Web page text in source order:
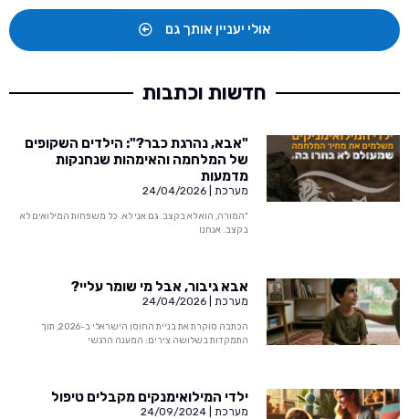
אולי יעניין אותך גם
חדשות וכתבות
"אבא, נהרגת כבר?": הילדים השקופים
של המלחמה והאימהות שנחנקות
מדמעות
מערכת
"המורה, הוא לא בקצב. גם אני לא. כל משפחות המילואים לא
בקצב. אנחנו
אבא גיבור, אבל מי שומר עליי?
מערכת
הכתבה סוקרת את בניית החוסן הישראלי ב-2026, תוך
התמקדות בשלושה צירים: המענה הרגשי
ילדי המילואימנקים מקבלים טיפול
מערכת